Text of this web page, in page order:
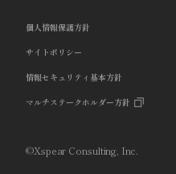
個人情報保護方針
サイトポリシー
情報セキュリティ基本方針
マルチステークホルダー方針
©Xspear Consulting, Inc.